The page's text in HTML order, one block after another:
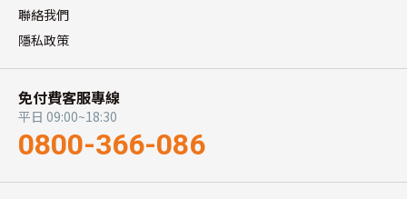
聯絡我們
隱私政策
免付費客服專線
平日 09:00~18:30
0800-366-086